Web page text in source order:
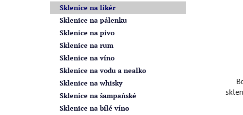
Sklenice na likér
Sklenice na pálenku
Sklenice na pivo
Sklenice na rum
Sklenice na víno
Sklenice na vodu a nealko
Sklenice na whisky
Sklenice na šampaňské
Sklenice na bílé víno